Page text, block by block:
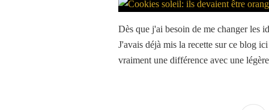
Dès que j'ai besoin de me changer les
J'avais déjà mis la recette sur ce blog
vraiment une différence avec une